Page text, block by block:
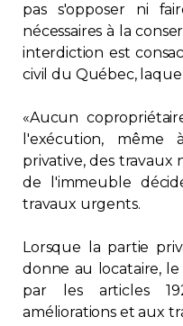
pas s'opposer ni
nécessaires à la
interdiction est
civil du Québec,
«Aucun
l'exécution,
privative, des travaux
de l'immeuble
travaux urgents.
Lorsque la partie
donne au locataire, le
par les articles
améliorations et aux